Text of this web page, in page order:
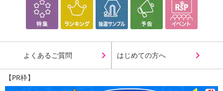
※パッケージ変更や商品リニューアル（成分など含む）等により、
参考の掲載画像や画像内のバーコードなど、お届け商品と多少異な
る場合がございます。
また、[新たな加工食品の原料原産地表示制度]の経過措置期間の終
了により、商品詳細内に記載の原産国・原材料の表記が旧表記の場
合がございます。
あらかじめご了承いただいた上でお申込みください。なお、本理由
によるお申込み後のキャンセル・返品交換は対応いたしかねます。
よくあるご質問 はじめての方へ
【PR枠】